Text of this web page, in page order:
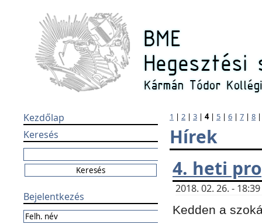
Kezdőlap
Keresés
Bejelentkezés
1 | 2 | 3 | 4| 5 | 6 | 7 | 8
Hírek
4. heti
2018. 02. 26. -
Kedden a